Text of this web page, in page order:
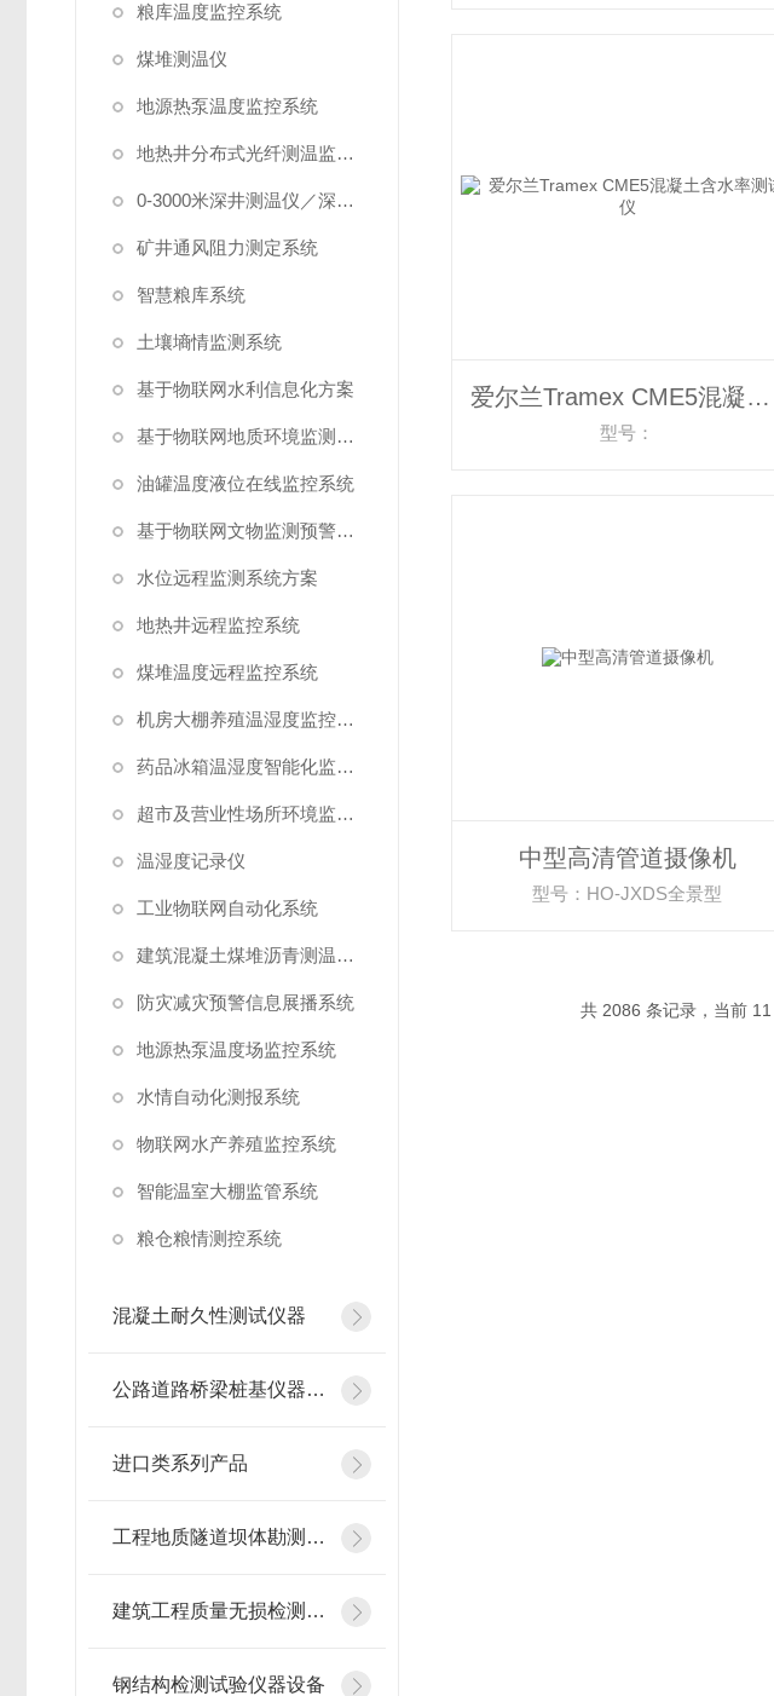
粮库温度监控系统
煤堆测温仪
地源热泵温度监控系统
地热井分布式光纤测温监测系统
0-3000米深井测温仪／深水测温仪
矿井通风阻力测定系统
智慧粮库系统
土壤墒情监测系统
基于物联网水利信息化方案
基于物联网地质环境监测预警方案
油罐温度液位在线监控系统
基于物联网文物监测预警解决方案
水位远程监测系统方案
地热井远程监控系统
煤堆温度远程监控系统
机房大棚养殖温湿度监控系统
药品冰箱温湿度智能化监控系统方案
超市及营业性场所环境监测系统
温湿度记录仪
工业物联网自动化系统
建筑混凝土煤堆沥青测温系统
防灾减灾预警信息展播系统
地源热泵温度场监控系统
水情自动化测报系统
物联网水产养殖监控系统
智能温室大棚监管系统
粮仓粮情测控系统
混凝土耐久性测试仪器
公路道路桥梁桩基仪器设备
进口类系列产品
工程地质隧道坝体勘测仪器
建筑工程质量无损检测仪器
钢结构检测试验仪器设备
爱尔兰Tramex CME5混凝土含水率测试仪
型号：
中型高清管道摄像机
型号：HO-JXDS全景型
共 2086 条记录，当前